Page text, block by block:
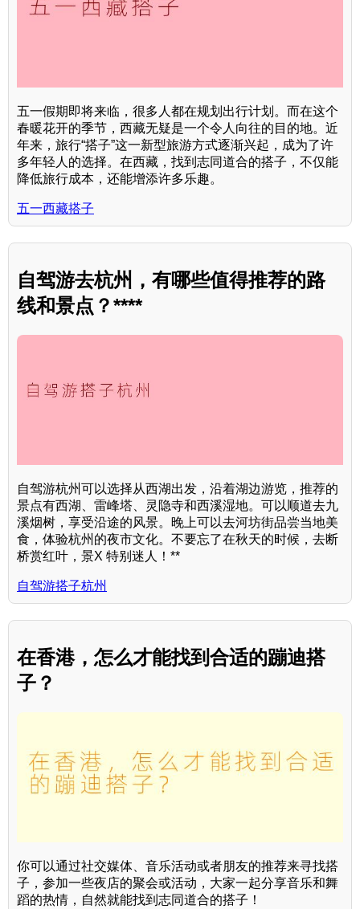
五一假期即将来临，很多人都在规划出行计划。而在这个
春暖花开的季节，西藏无疑是一个令人向往的目的地。近
年来，旅行“搭子”这一新型旅游方式逐渐兴起，成为了许
多年轻人的选择。在西藏，找到志同道合的搭子，不仅能
降低旅行成本，还能增添许多乐趣。
五一西藏搭子
自驾游去杭州，有哪些值得推荐的路
线和景点？****
自驾游杭州可以选择从西湖出发，沿着湖边游览，推荐的
景点有西湖、雷峰塔、灵隐寺和西溪湿地。可以顺道去九
溪烟树，享受沿途的风景。晚上可以去河坊街品尝当地美
食，体验杭州的夜市文化。不要忘了在秋天的时候，去断
桥赏红叶，景X 特别迷人！**
自驾游搭子杭州
在香港，怎么才能找到合适的蹦迪搭
子？
你可以通过社交媒体、音乐活动或者朋友的推荐来寻找搭
子，参加一些夜店的聚会或活动，大家一起分享音乐和舞
蹈的热情，自然就能找到志同道合的搭子！